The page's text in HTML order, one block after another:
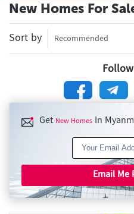
New Homes For
Sort by Recommended
Get New Homes In
Email